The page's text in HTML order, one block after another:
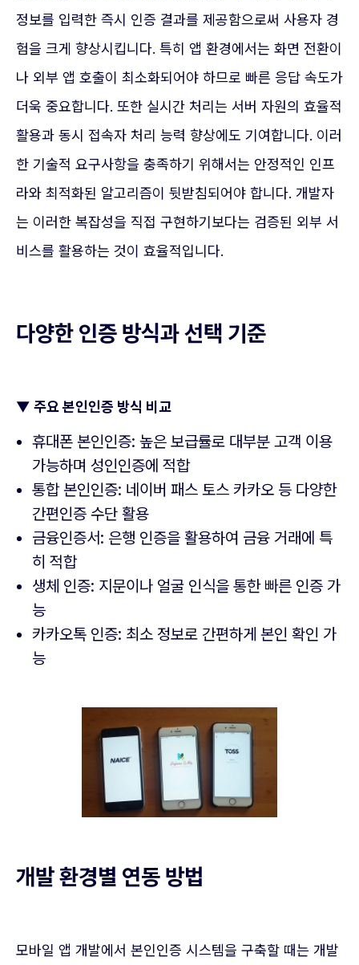
정보를 입력한 즉시 인증 결과를 제공함으로써 사용자 경
험을 크게 향상시킵니다. 특히 앱 환경에서는 화면 전환이
나 외부 앱 호출이 최소화되어야 하므로 빠른 응답 속도가
더욱 중요합니다. 또한 실시간 처리는 서버 자원의 효율적
활용과 동시 접속자 처리 능력 향상에도 기여합니다. 이러
한 기술적 요구사항을 충족하기 위해서는 안정적인 인프
라와 최적화된 알고리즘이 뒷받침되어야 합니다. 개발자
는 이러한 복잡성을 직접 구현하기보다는 검증된 외부 서
비스를 활용하는 것이 효율적입니다.
다양한 인증 방식과 선택 기준
▼ 주요 본인인증 방식 비교
휴대폰 본인인증: 높은 보급률로 대부분 고객 이용
가능하며 성인인증에 적합
통합 본인인증: 네이버 패스 토스 카카오 등 다양한
간편인증 수단 활용
금융인증서: 은행 인증을 활용하여 금융 거래에 특
히 적합
생체 인증: 지문이나 얼굴 인식을 통한 빠른 인증 가
능
카카오톡 인증: 최소 정보로 간편하게 본인 확인 가
능
개발 환경별 연동 방법
모바일 앱 개발에서 본인인증 시스템을 구축할 때는 개발